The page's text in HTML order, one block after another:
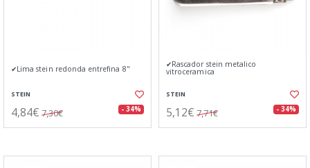
✔Lima stein redonda entrefina 8"
STEIN
4,84€ 7,30€ - 34%
✔Rascador stein metalico
vitroceramica
STEIN
5,12€ 7,71€ - 34%